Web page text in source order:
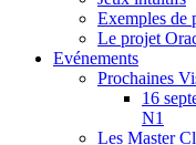
Exemples de
Le projet
Evénements
Prochaines
16
N1
Les Master